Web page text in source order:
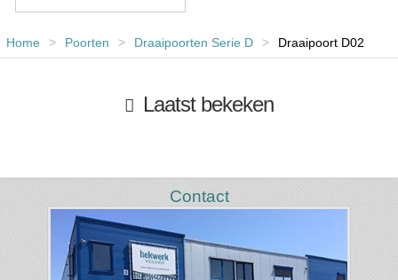
Home > Poorten > Draaipoorten Serie D > Draaipoort D02
Laatst bekeken
Contact